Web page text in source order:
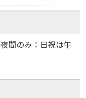
間のみ：日祝は午